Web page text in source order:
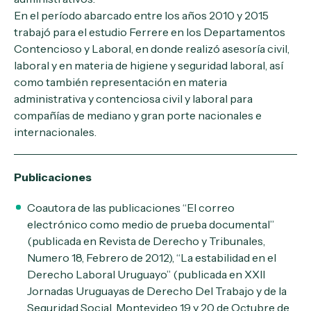
En el período abarcado entre los años 2010 y 2015
trabajó para el estudio Ferrere en los Departamentos
Contencioso y Laboral, en donde realizó asesoría civil,
laboral y en materia de higiene y seguridad laboral, así
como también representación en materia
administrativa y contenciosa civil y laboral para
compañías de mediano y gran porte nacionales e
internacionales.
Publicaciones
Coautora de las publicaciones “El correo
electrónico como medio de prueba documental”
(publicada en Revista de Derecho y Tribunales,
Numero 18, Febrero de 2012), “La estabilidad en el
Derecho Laboral Uruguayo” (publicada en XXII
Jornadas Uruguayas de Derecho Del Trabajo y de la
Seguridad Social, Montevideo 19 y 20 de Octubre de